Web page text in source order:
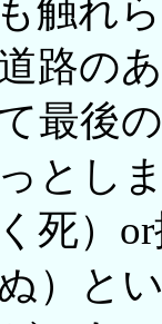
触れ
路の
最後
とし
死）
）と